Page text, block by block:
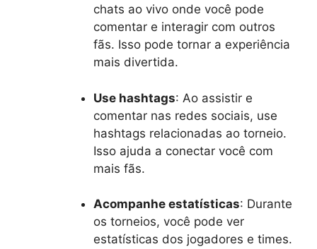
chats ao vivo onde você pode
comentar e interagir com outros
fãs. Isso pode tornar a experiência
mais divertida.
Use hashtags: Ao assistir e
comentar nas redes sociais, use
hashtags relacionadas ao torneio.
Isso ajuda a conectar você com
mais fãs.
Acompanhe estatísticas: Durante
os torneios, você pode ver
estatísticas dos jogadores e times.